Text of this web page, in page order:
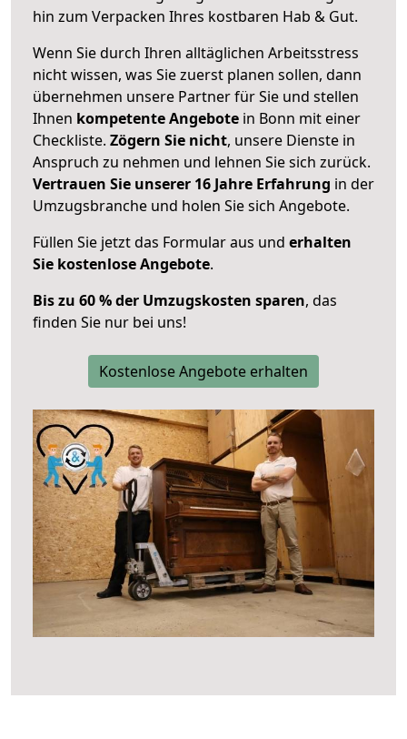
hin zum Verpacken Ihres kostbaren Hab & Gut.
Wenn Sie durch Ihren alltäglichen Arbeitsstress
nicht wissen, was Sie zuerst planen sollen, dann
übernehmen unsere Partner für Sie und stellen
Ihnen kompetente Angebote in Bonn mit einer
Checkliste. Zögern Sie nicht, unsere Dienste in
Anspruch zu nehmen und lehnen Sie sich zurück.
Vertrauen Sie unserer 16 Jahre Erfahrung in der
Umzugsbranche und holen Sie sich Angebote.
Füllen Sie jetzt das Formular aus und erhalten
Sie kostenlose Angebote.
Bis zu 60 % der Umzugskosten sparen, das
finden Sie nur bei uns!
Kostenlose Angebote erhalten